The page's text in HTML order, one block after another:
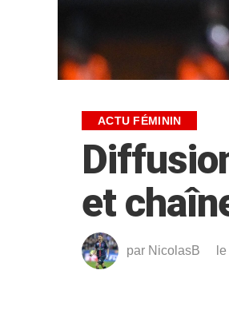
ACTU FÉMININ
et
par NicolasB